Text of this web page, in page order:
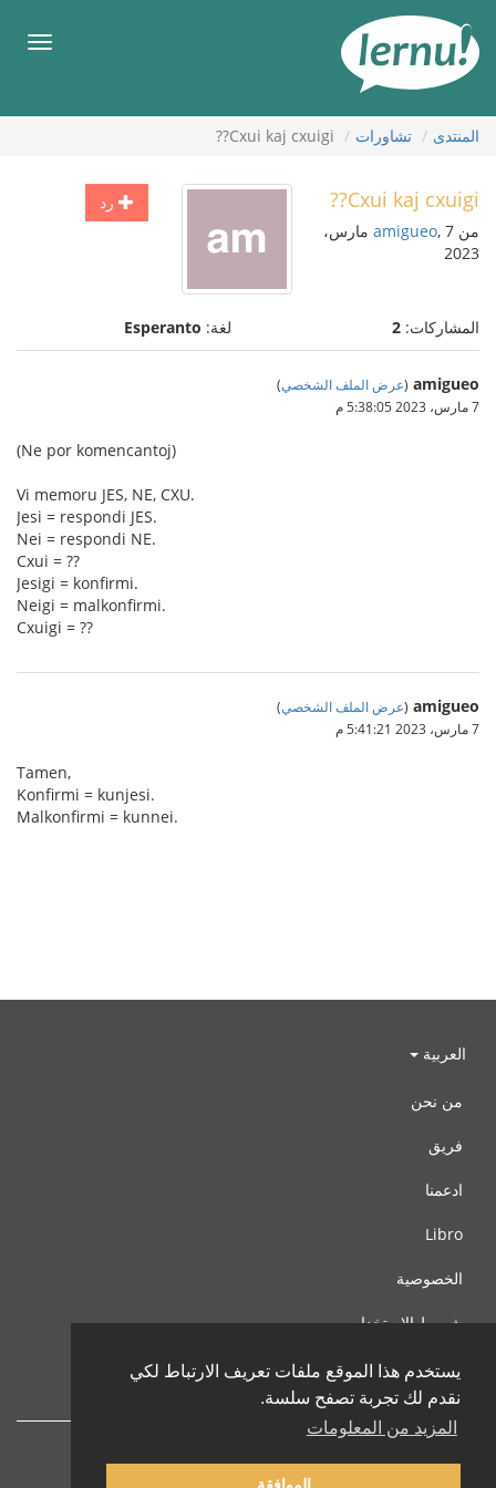
يستخدم هذا الموقع ملفات تعريف الارتباط لكي
نقدم لك تجربة تصفح سلسة.
المزيد من المعلومات
المحتويات
قائمة
المنتدى تشاورات Cxui kaj cxuigi??
رد Cxui kaj cxuigi??
من amigueo , 7 مارس،
2023
المشاركات: 2 لغة: Esperanto
amigueo
(عرض الملف الشخصي)
7 مارس، 2023 5:38:05 م
(Ne por komencantoj)
Vi memoru JES, NE, CXU.
Jesi = respondi JES.
Nei = respondi NE.
Cxui = ??
Jesigi = konfirmi.
Neigi = malkonfirmi.
Cxuigi = ??
amigueo
(عرض الملف الشخصي)
7 مارس، 2023 5:41:21 م
Tamen,
Konfirmi = kunjesi.
Malkonfirmi = kunnei.
العربية
من نحن
فريق
ادعمنا
Libro
الخصوصية
شروط الإستخدام
اتصل بنا